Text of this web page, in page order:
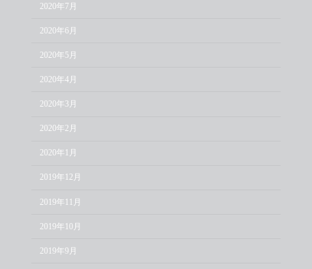
2020年7月
2020年6月
2020年5月
2020年4月
2020年3月
2020年2月
2020年1月
2019年12月
2019年11月
2019年10月
2019年9月